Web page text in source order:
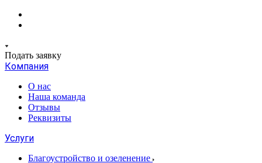
Подать заявку
Компания
О нас
Наша команда
Отзывы
Реквизиты
Услуги
Благоустройство и озеленение